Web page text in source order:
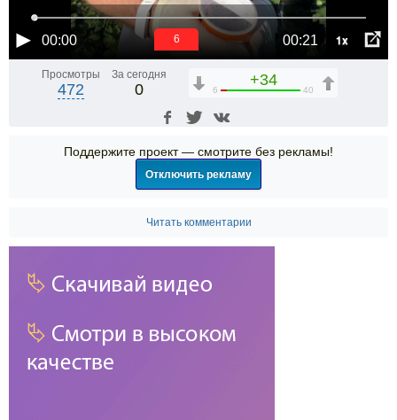
00:00 00:21 1x
5
Просмотры
472
За сегодня
0
+34
6 40
Поддержите проект — смотрите без рекламы!
Отключить рекламу
Читать комментарии